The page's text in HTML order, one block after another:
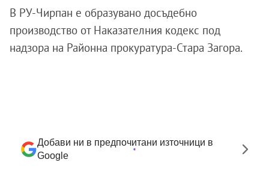
В РУ-Чирпан е образувано досъдебно
производство от Наказателния кодекс под
надзора на Районна прокуратура-Стара Загора.
Добави ни в предпочитани източници в
Google